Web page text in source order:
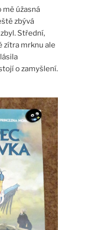
mě úžasná
zbývá
Střední,
zítra mrknu ale
o zamyšlení.